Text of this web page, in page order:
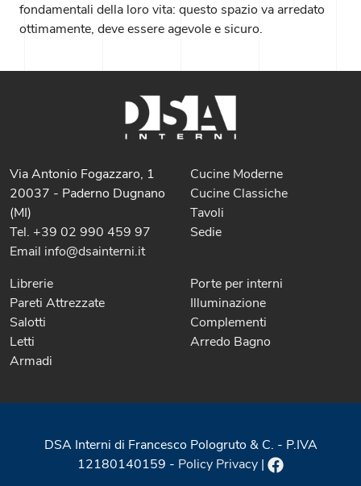
fondamentali della loro vita: questo spazio va arredato
ottimamente, deve essere agevole e sicuro.
Via Antonio Fogazzaro, 1
20037 - Paderno Dugnano
(MI)
Tel. +39 02 990 459 97
Email info@dsainterni.it
Cucine Moderne
Cucine Classiche
Tavoli
Sedie
Librerie
Pareti Attrezzate
Salotti
Letti
Armadi
Porte per interni
Illuminazione
Complementi
Arredo Bagno
DSA Interni di Francesco Pologruto & C. - P.IVA
12180140159 - Policy Privacy |